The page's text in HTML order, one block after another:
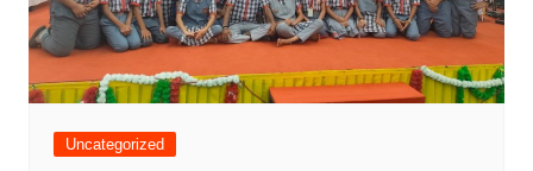
Uncategorized